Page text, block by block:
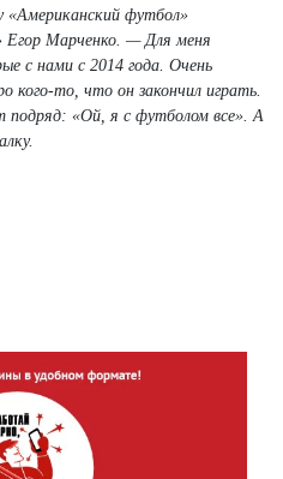
«Американский футбол»
Егор Марченко. — Для меня
с нами с 2014 года. Очень
кого-то, что он закончил играть.
«Ой, я с футболом все». А